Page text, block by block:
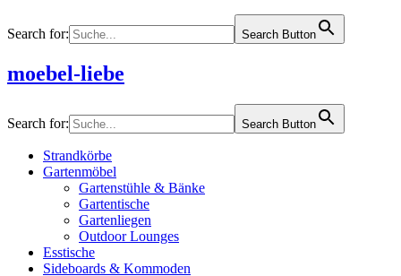
Search for: Search Button
moebel-liebe
Search for: Search Button
Strandkörbe
Gartenmöbel
Gartenstühle & Bänke
Gartentische
Gartenliegen
Outdoor Lounges
Esstische
Sideboards & Kommoden